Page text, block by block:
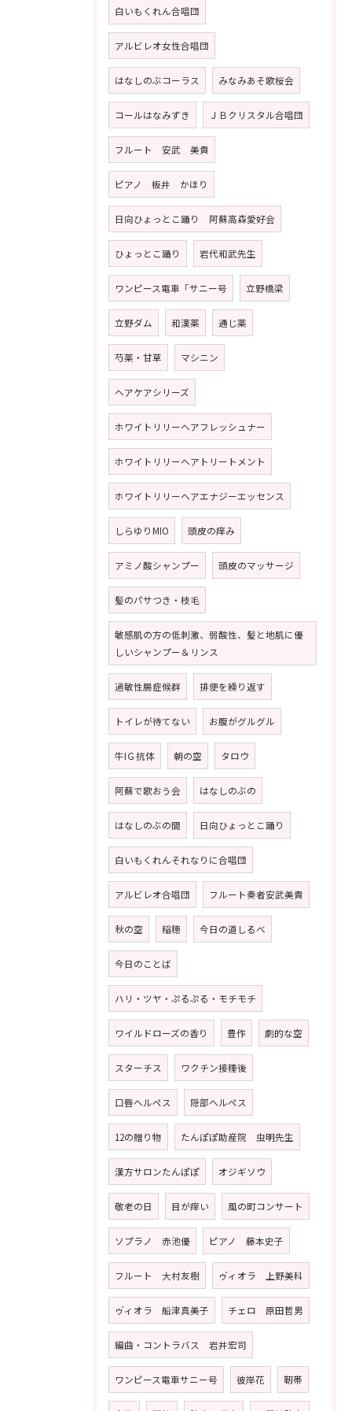
白いもくれん合唱団
アルビレオ女性合唱団
はなしのぶコーラス みなみあそ歌桜会
コールはなみずき ＪＢクリスタル合唱団
フルート 安武 美貴
ピアノ 板井 かほり
日向ひょっとこ踊り 阿蘇高森愛好会
ひょっとこ踊り 岩代和武先生
ワンピース電車「サニー号 立野橋梁
立野ダム 和漢薬 通じ薬
芍薬・甘草 マシニン
ヘアケアシリーズ
ホワイトリリーヘアフレッシュナー
ホワイトリリーヘアトリートメント
ホワイトリリーヘアエナジーエッセンス
しらゆりMIO 頭皮の痒み
アミノ酸シャンプー 頭皮のマッサージ
髪のパサつき・枝毛
敏感肌の方の低刺激、弱酸性、髪と地肌に優
しいシャンプー＆リンス
過敏性腸症候群 排便を繰り返す
トイレが待てない お腹がグルグル
牛IＧ抗体 朝の空 タロウ
阿蘇で歌おう会 はなしのぶの
はなしのぶの間 日向ひょっとこ踊り
白いもくれんそれなりに合唱団
アルビレオ合唱団 フルート奏者安武美貴
秋の空 稲穂 今日の道しるべ
今日のことば
ハリ・ツヤ・ぷるぷる・モチモチ
ワイルドローズの香り 豊作 劇的な空
スターチス ワクチン接種後
口唇ヘルペス 隠部ヘルペス
12の贈り物 たんぽぽ助産院 虫明先生
漢方サロンたんぽぽ オジギソウ
敬老の日 目が痒い 風の町コンサート
ソプラノ 赤池優 ピアノ 藤本史子
フルート 大村友樹 ゥ゙ィオラ 上野美科
ゥ゙ィオラ 船津真美子 チェロ 原田哲男
編曲・コントラバス 岩井宏司
ワンピース電車サニー号 彼岸花 靭帯